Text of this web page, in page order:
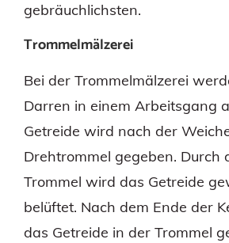
gebräuchlichsten.
Trommelmälzerei
Bei der Trommelmälzerei
Darren in einem Arbeitsgang
Getreide wird nach der
Drehtrommel gegeben. Durch
Trommel wird das Getreide
belüftet. Nach dem Ende der
das Getreide in der Trommel